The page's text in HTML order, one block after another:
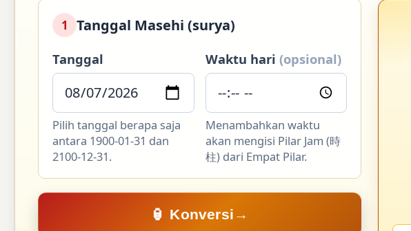
1 Tanggal Masehi (surya)
Tanggal
Pilih tanggal berapa saja
antara 1900-01-31 dan
2100-12-31.
Waktu hari (opsional)
Menambahkan waktu
akan mengisi Pilar Jam (時
柱) dari Empat Pilar.
🏮 Konversi →